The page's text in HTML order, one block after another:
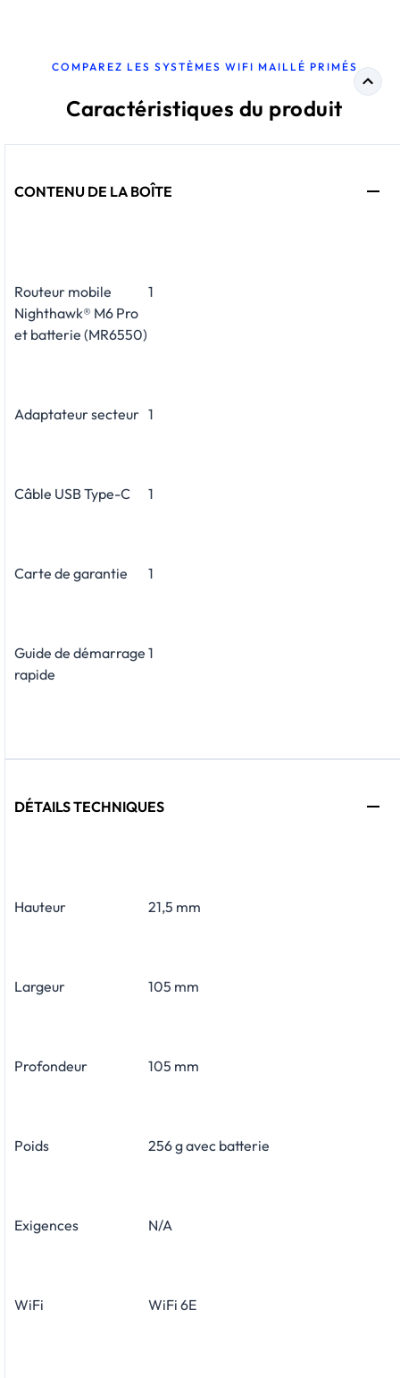
COMPAREZ LES SYSTÈMES WIFI MAILLÉ PRIMÉS
Caractéristiques du produit
CONTENU DE LA BOÎTE
Routeur mobile
Nighthawk® M6 Pro
et batterie (MR6550)
1
Adaptateur secteur 1
Câble USB Type-C 1
Carte de garantie 1
Guide de démarrage
rapide
1
DÉTAILS TECHNIQUES
Hauteur 21,5 mm
Largeur 105 mm
Profondeur 105 mm
Poids 256 g avec batterie
Exigences N/A
WiFi WiFi 6E